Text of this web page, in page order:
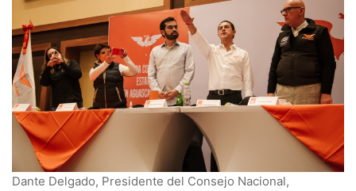
Dante Delgado, Presidente del Consejo Nacional,